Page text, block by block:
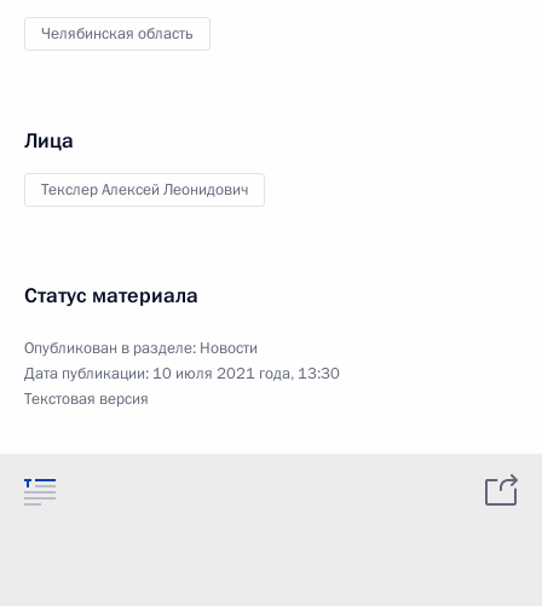
Челябинская область
Лица
Текслер Алексей Леонидович
Статус материала
Опубликован в разделе: Новости
Дата публикации: 10 июля 2021 года, 13:30
Текстовая версия